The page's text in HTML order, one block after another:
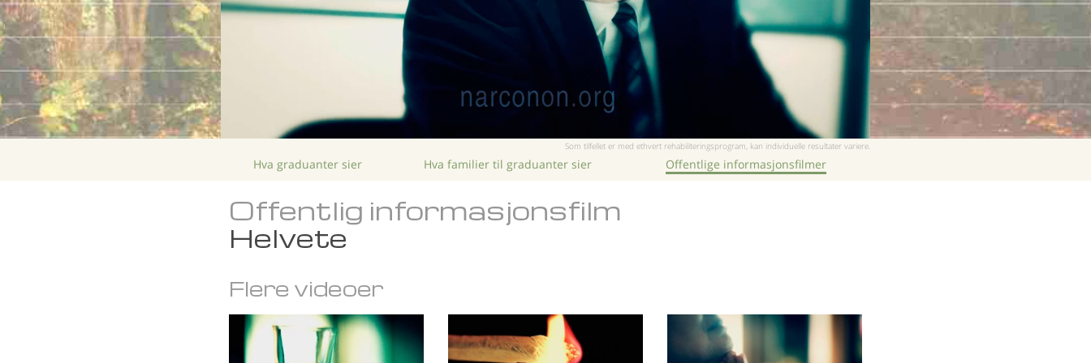
Nepali
Arabisk
Ukrainsk
Kroatisk
Tyrkisk
Som tilfellet er med ethvert rehabiliteringsprogram, kan individuelle resultater variere.
Hva graduanter sier Hva familier til graduanter sier Offentlige informasjonsfilmer
Offentlig informasjonsfilm
Helvete
Flere videoer